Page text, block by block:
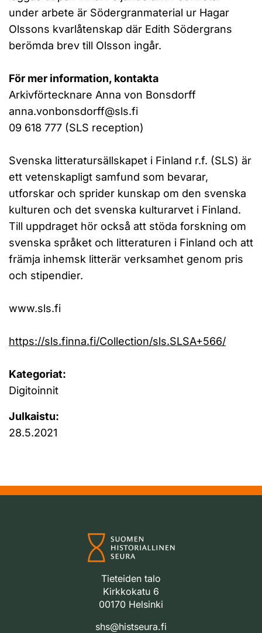
under arbete är Södergranmaterial ur Hagar
Olssons kvarlåtenskap där Edith Södergrans
berömda brev till Olsson ingår.
För mer information, kontakta
Arkivförtecknare Anna von Bonsdorff
anna.vonbonsdorff@sls.fi
09 618 777 (SLS reception)
Svenska litteratursällskapet i Finland r.f. (SLS) är
ett vetenskapligt samfund som bevarar,
utforskar och sprider kunskap om den svenska
kulturen och det svenska kulturarvet i Finland.
Till uppdraget hör också att stöda forskning om
svenska språket och litteraturen i Finland och att
främja inhemsk litterär verksamhet genom pris
och stipendier.
www.sls.fi
https://sls.finna.fi/Collection/sls.SLSA+566/
Kategoriat:
Digitoinnit
Julkaistu:
28.5.2021
Tieteiden talo
Kirkkokatu 6
00170 Helsinki
shs@histseura.fi